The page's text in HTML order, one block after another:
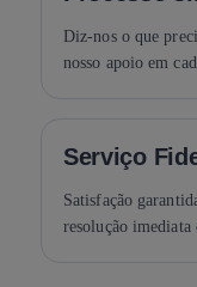
Diz-nos o que
nosso apoio em
Serviço
Satisfação
resolução imediata